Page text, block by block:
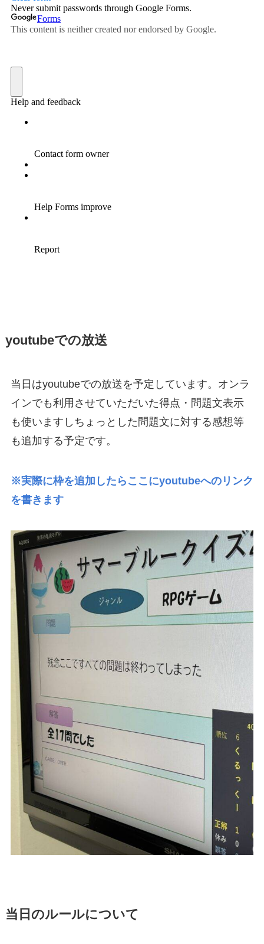
youtubeでの放送
当日はyoutubeでの放送を予定しています。オンラ
インでも利用させていただいた得点・問題文表示
も使いますしちょっとした問題文に対する感想等
も追加する予定です。
※実際に枠を追加したらここにyoutubeへのリンク
を書きます
当日のルールについて